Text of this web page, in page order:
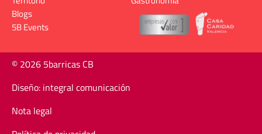
Blogs
5B Events
© 2026 5barricas CB
Diseño: integral comunicación
Nota legal